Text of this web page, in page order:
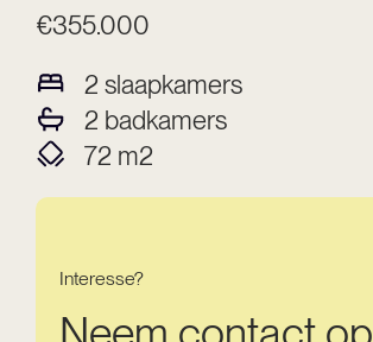
€355.000
2 slaapkamers
2 badkamers
72 m2
Interesse?